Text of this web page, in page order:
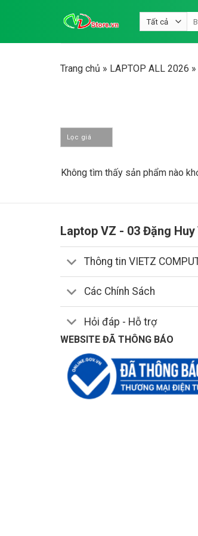
Trang chủ » LAPTOP ALL 2026 »
Lọc giá
Không tìm thấy sản phẩm nào
Laptop VZ - 03 Đặng
Thông tin VIETZ
Các Chính Sách
Hỏi đáp - Hỗ trợ
WEBSITE ĐÃ THÔNG BÁO